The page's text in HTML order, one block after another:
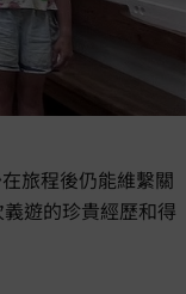
旅程後仍能維繫關
遊的珍貴經歷和得